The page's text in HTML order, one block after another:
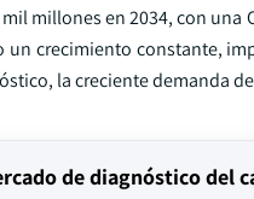
mil millones en 2034, con
crecimiento constante,
la creciente demanda
de diagnóstico del